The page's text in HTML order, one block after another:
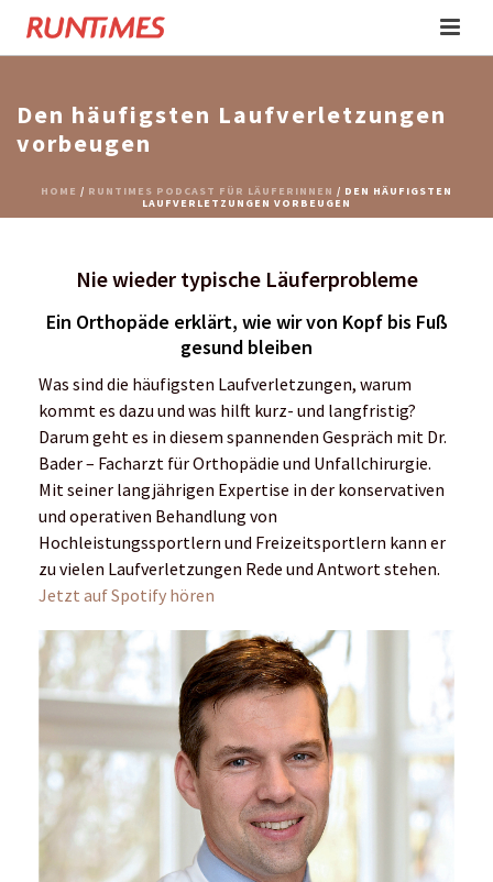
Den häufigsten Laufverletzungen
vorbeugen
HOME / RUNTIMES PODCAST FÜR LÄUFERINNEN / DEN HÄUFIGSTEN
LAUFVERLETZUNGEN VORBEUGEN
Nie wieder typische Läuferprobleme
Ein Orthopäde erklärt, wie wir von Kopf bis Fuß
gesund bleiben
Was sind die häufigsten Laufverletzungen, warum
kommt es dazu und was hilft kurz- und langfristig?
Darum geht es in diesem spannenden Gespräch mit Dr.
Bader – Facharzt für Orthopädie und Unfallchirurgie.
Mit seiner langjährigen Expertise in der konservativen
und operativen Behandlung von
Hochleistungssportlern und Freizeitsportlern kann er
zu vielen Laufverletzungen Rede und Antwort stehen.
Jetzt auf Spotify hören